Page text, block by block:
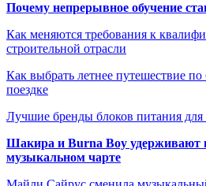
Почему непрерывное обучение
Как меняются требования к
строительной отрасли
Как выбрать летнее путешествие
поездке
Лучшие бренды блоков питания для
Шакира и Burna Boy удерживают
музыкальном чарте